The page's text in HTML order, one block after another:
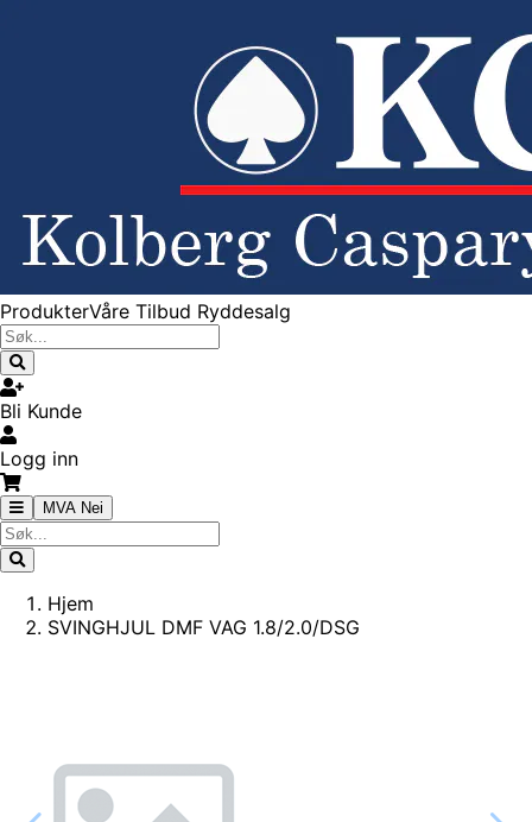
ProdukterVåre Tilbud Ryddesalg
Bli Kunde
Logg inn
MVA Nei
Hjem
SVINGHJUL DMF VAG 1.8/2.0/DSG